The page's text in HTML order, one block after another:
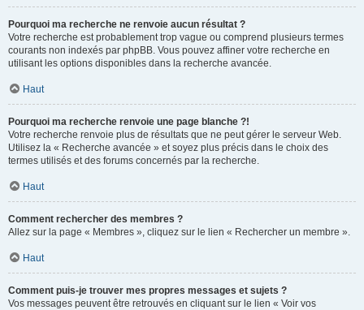
Pourquoi ma recherche ne renvoie aucun résultat ?
Votre recherche est probablement trop vague ou comprend plusieurs termes
courants non indexés par phpBB. Vous pouvez affiner votre recherche en
utilisant les options disponibles dans la recherche avancée.
Haut
Pourquoi ma recherche renvoie une page blanche ?!
Votre recherche renvoie plus de résultats que ne peut gérer le serveur Web.
Utilisez la « Recherche avancée » et soyez plus précis dans le choix des
termes utilisés et des forums concernés par la recherche.
Haut
Comment rechercher des membres ?
Allez sur la page « Membres », cliquez sur le lien « Rechercher un membre ».
Haut
Comment puis-je trouver mes propres messages et sujets ?
Vos messages peuvent être retrouvés en cliquant sur le lien « Voir vos